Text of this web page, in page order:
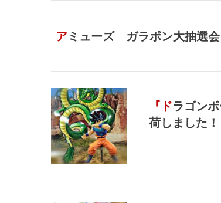
アミューズ ガラポン大抽選会
『ドラゴンボール超BLOOD OF SAIYANS special2』 入
荷しました！